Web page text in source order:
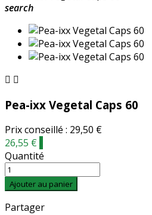
search
 
Pea-ixx Vegetal Caps 60
Prix conseillé : 29,50 €
26,55 €
Quantité
Ajouter au panier
Partager